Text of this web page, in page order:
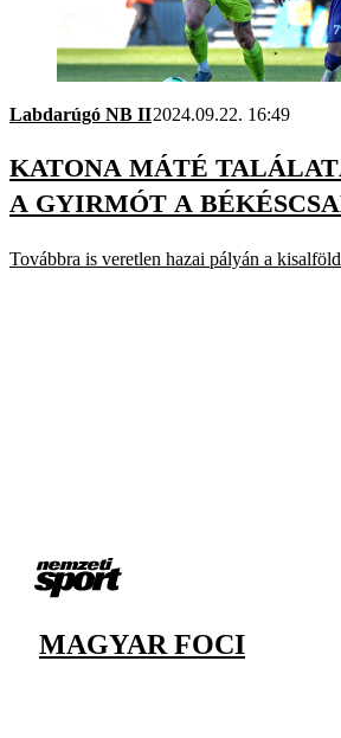
Labdarúgó NB II2024.09.22. 16:49
KATONA MÁTÉ
A GYIRMÓT A
Továbbra is veretlen hazai pályán a
MAGYAR FOCI